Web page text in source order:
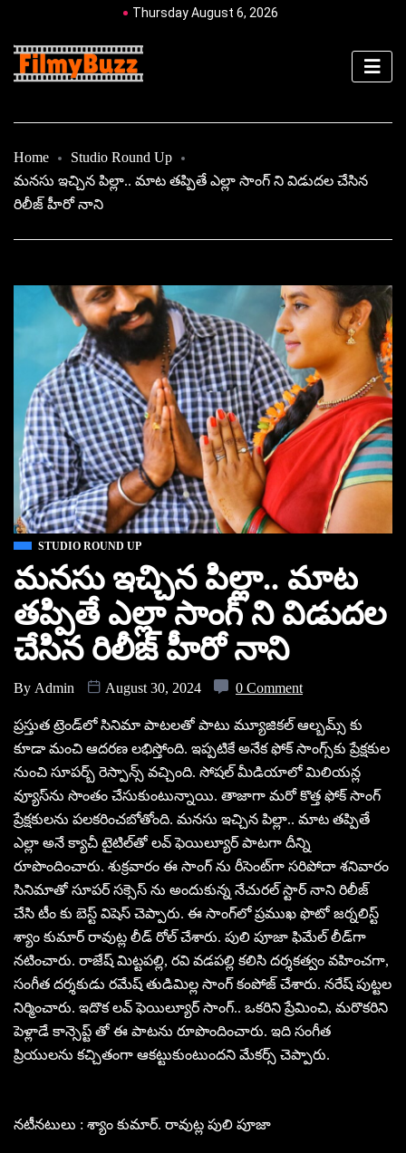
Thursday August 6, 2026
Home
Studio Round Up
మనసు ఇచ్చిన పిల్లా.. మాట తప్పితే ఎల్లా సాంగ్ ని విడుదల చేసిన
రిలీజ్ హీరో నాని
STUDIO ROUND UP
మనసు ఇచ్చిన పిల్లా.. మాట
తప్పితే ఎల్లా సాంగ్ ని విడుదల
చేసిన రిలీజ్ హీరో నాని
By Admin August 30, 2024 0 Comment
ప్రస్తుత ట్రెండ్‌లో సినిమా పాటలతో పాటు మ్యూజికల్ ఆల్బమ్స్‌ కు
కూడా మంచి ఆదరణ లభిస్తోంది. ఇప్పటికే అనేక ఫోక్ సాంగ్స్‌కు ప్రేక్షకుల
నుంచి సూపర్బ్ రెస్పాన్స్ వచ్చింది. సోషల్ మీడియాలో మిలియన్ల
వ్యూస్‌ను సొంతం చేసుకుంటున్నాయి. తాజాగా మరో కొత్త ఫోక్ సాంగ్‌
ప్రేక్షకులను పలకరించబోతోంది. మనసు ఇచ్చిన పిల్లా.. మాట తప్పితే
ఎల్లా అనే క్యాచీ టైటిల్‌తో లవ్ ఫెయిల్యూర్ పాటగా దీన్ని
రూపొందించారు. శుక్రవారం ఈ సాంగ్ ను రీసెంట్‌గా సరిపోదా శనివారం
సినిమాతో సూపర్ సక్సెస్ ను అందుకున్న నేచురల్ స్టార్ నాని రిలీజ్
చేసి టీం కు బెస్ట్ విషెస్ చెప్పారు. ఈ సాంగ్‌లో ప్రముఖ ఫొటో జర్నలిస్ట్
శ్యాం కుమార్ రావుట్ల లీడ్ రోల్‌ చేశారు. పులి పూజా ఫిమేల్ లీడ్‌గా
నటించారు. రాజేష్ మిట్టపల్లి, రవి వడపల్లి కలిసి దర్శకత్వం వహించగా,
సంగీత దర్శకుడు రమేష్ తుడిమిల్ల సాంగ్ కంపోజ్ చేశారు. నరేష్ పుట్టల
నిర్మించారు. ఇదొక లవ్ ఫెయిల్యూర్ సాంగ్.. ఒకరిని ప్రేమించి, మరొకరిని
పెళ్లాడే కాన్సెప్ట్ తో ఈ పాటను రూపొందించారు. ఇది సంగీత
ప్రియులను కచ్చితంగా ఆకట్టుకుంటుందని మేకర్స్ చెప్పారు.
నటీనటులు : శ్యాం కుమార్. రావుట్ల పులి పూజా